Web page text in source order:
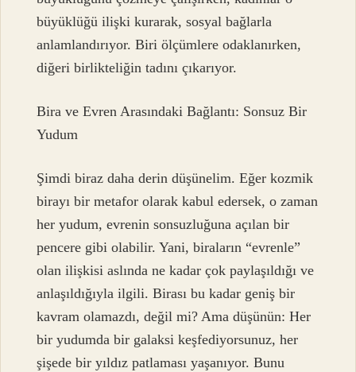
büyüklüğü ilişki kurarak, sosyal bağlarla
anlamlandırıyor. Biri ölçümlere odaklanırken,
diğeri birlikteliğin tadını çıkarıyor.
Bira ve Evren Arasındaki Bağlantı: Sonsuz Bir
Yudum
Şimdi biraz daha derin düşünelim. Eğer kozmik
birayı bir metafor olarak kabul edersek, o zaman
her yudum, evrenin sonsuzluğuna açılan bir
pencere gibi olabilir. Yani, biraların “evrenle”
olan ilişkisi aslında ne kadar çok paylaşıldığı ve
anlaşıldığıyla ilgili. Birası bu kadar geniş bir
kavram olamazdı, değil mi? Ama düşünün: Her
bir yudumda bir galaksi keşfediyorsunuz, her
şişede bir yıldız patlaması yaşanıyor. Bunu